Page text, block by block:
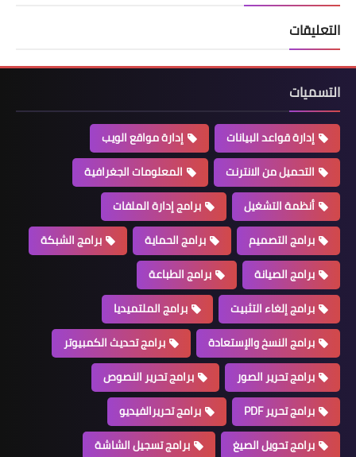
التعليقات
التسميات
إدارة قواعد البيانات
إدارة مواقع الويب
التحميل من الانترنت
المعلومات الجغرافية
أنظمة التشغيل
برامج إدارة الملفات
برامج التصميم
برامج الحماية
برامج الشبكة
برامج الصيانة
برامج الطباعة
برامج إلغاء التثبيت
برامج الملتميديا
برامج النسخ والإستعادة
برامج تحديث الكمبيوتر
برامج تحرير الصور
برامج تحرير النصوص
برامج تحرير PDF
برامج تحريرالفيديو
برامج تحويل الصيغ
برامج تسجيل الشاشة